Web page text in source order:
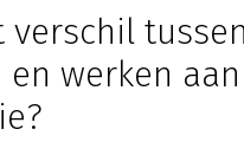
verschil tussen
werken